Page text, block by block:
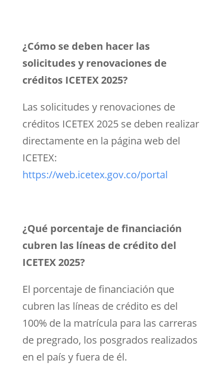
¿Cómo se deben hacer las
solicitudes y renovaciones de
créditos ICETEX 2025?
Las solicitudes y renovaciones de
créditos ICETEX 2025 se deben realizar
directamente en la página web del
ICETEX:
https://web.icetex.gov.co/portal
¿Qué porcentaje de financiación
cubren las líneas de crédito del
ICETEX 2025?
El porcentaje de financiación que
cubren las líneas de crédito es del
100% de la matrícula para las carreras
de pregrado, los posgrados realizados
en el país y fuera de él.